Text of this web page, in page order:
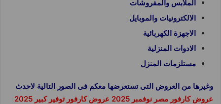
الملابس والمفروشات
الالكترونيات والموبايل
الاجهزة الكهربائية
الادوات المنزلية
مستلزمات المنزل
وغيرها من العروض التى تستعرضها معكم فى الصور التالية لاحدث
عروض كارفور مصر نوفمبر 2025 عروض كارفور توفير كبير 2025